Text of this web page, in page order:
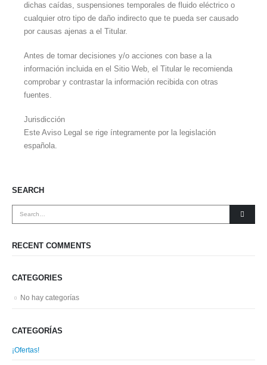
dichas caídas, suspensiones temporales de fluido eléctrico o
cualquier otro tipo de daño indirecto que te pueda ser causado
por causas ajenas a el Titular.
Antes de tomar decisiones y/o acciones con base a la
información incluida en el Sitio Web, el Titular le recomienda
comprobar y contrastar la información recibida con otras
fuentes.
Jurisdicción
Este Aviso Legal se rige íntegramente por la legislación
española.
SEARCH
RECENT COMMENTS
CATEGORIES
No hay categorías
CATEGORÍAS
¡Ofertas!